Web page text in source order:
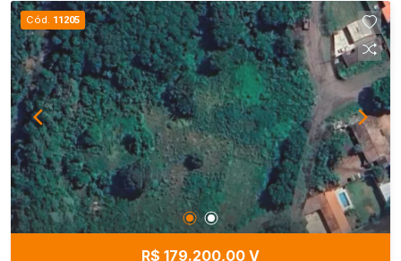
Cód. 11205
R$ 179.200,00 V